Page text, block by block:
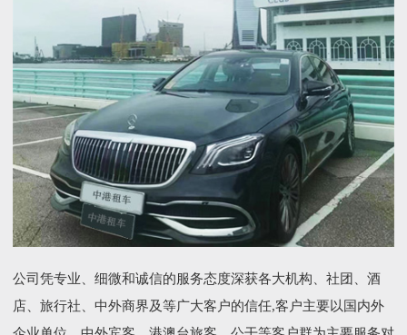
公司凭专业、细微和诚信的服务态度深获各大机构、社团、酒
店、旅行社、中外商界及等广大客户的信任,客户主要以国内外